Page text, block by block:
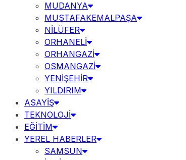
MUDANYA
MUSTAFAKEMALPAŞA
NİLÜFER
ORHANELİ
ORHANGAZİ
OSMANGAZİ
YENİŞEHİR
YILDIRIM
ASAYİŞ
TEKNOLOJİ
EĞİTİM
YEREL HABERLER
SAMSUN